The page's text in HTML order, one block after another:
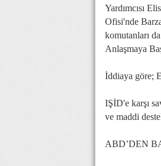
Yardımcısı
Ofisi'nde
komutanları
Anlaşmaya
İddiaya göre;
IŞİD'e karşı
ve maddi
ABD’DEN